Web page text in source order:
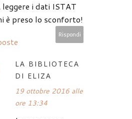
leggere i dati ISTAT
è preso lo sconforto!
Rispondi
LA BIBLIOTECA
DI ELIZA
19 ottobre 2016 alle
ore 13:34